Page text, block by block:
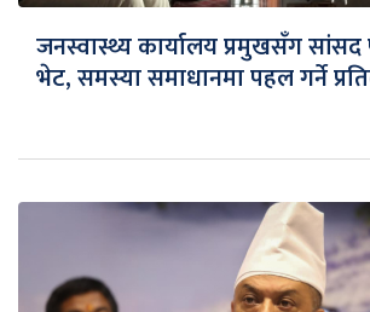
जनस्वास्थ्य कार्यालय प्रमुखसँग
भेट, समस्या समाधानमा पहल गर्ने